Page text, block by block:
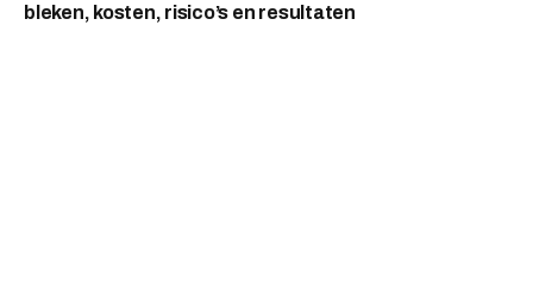
bleken, kosten, risico’s en resultaten